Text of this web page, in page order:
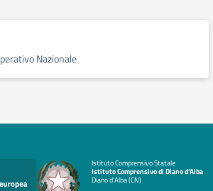
Nazionale
Istituto Comprensivo Statale
Istituto Comprensivo di Diano d'Alba
Diano d'Alba (CN)